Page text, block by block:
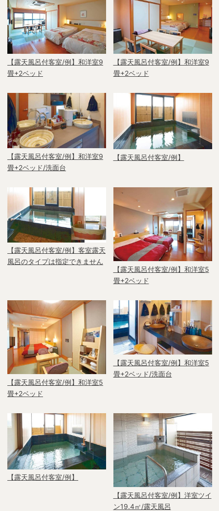
【露天風呂付客室/例】和洋室9
畳+2ベッド
【露天風呂付客室/例】和洋室9
畳+2ベッド
【露天風呂付客室/例】和洋室9
畳+2ベッド/洗面台
【露天風呂付客室/例】
【露天風呂付客室/例】客室露天
風呂のタイプは指定できません
【露天風呂付客室/例】和洋室5
畳+2ベッド
【露天風呂付客室/例】和洋室5
畳+2ベッド
【露天風呂付客室/例】和洋室5
畳+2ベッド/洗面台
【露天風呂付客室/例】
【露天風呂付客室/例】洋室ツイ
ン19.4㎡/露天風呂